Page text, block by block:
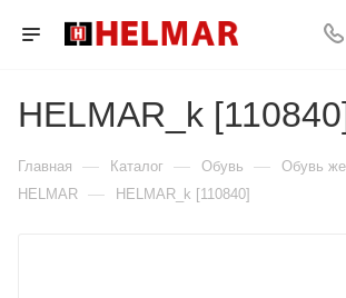
HELMAR_k
Главная — Каталог — Обувь — Обувь
HELMAR — HELMAR_k [110840]